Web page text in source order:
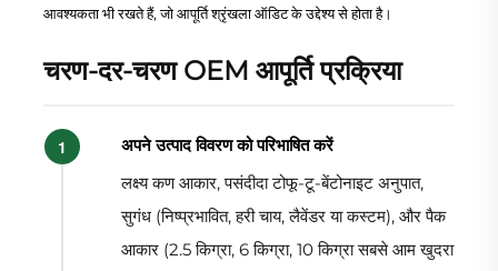
आवश्यकता भी रखते हैं, जो आपूर्ति श्रृंखला ऑडिट के उद्देश्य से होता है।
चरण-दर-चरण OEM आपूर्ति प्रक्रिया
अपने उत्पाद विवरण को परिभाषित करें
लक्ष्य कण आकार, पसंदीदा टोफू-टू-बेंटोनाइट अनुपात,
सुगंध (निष्प्रभावित, हरी चाय, लैवेंडर या कस्टम), और पैक
आकार (2.5 किग्रा, 6 किग्रा, 10 किग्रा सबसे आम खुदरा